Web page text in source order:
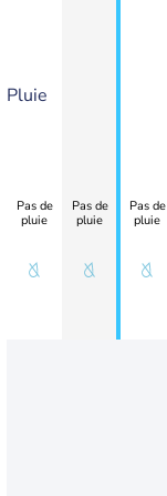
Pluie
Pas de
pluie
Pas de
pluie
Pas de
pluie